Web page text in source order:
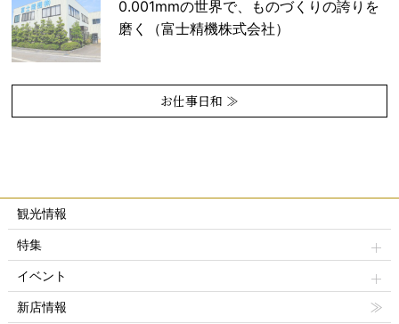
0.001mmの世界で、ものづくりの誇りを
磨く（富士精機株式会社）
お仕事日和 ≫
観光情報
特集
イベント
新店情報